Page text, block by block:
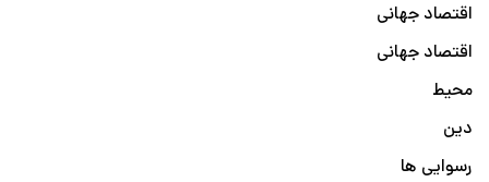
اقتصاد جهانی
اقتصاد جهانی
محیط
دین
رسوایی ها